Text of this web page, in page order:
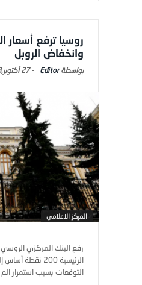
روسيا ترفع أسعار
وانخفاض الروبل
Editor
-27 أكتوبر,2023
المركز الاعلامي
رفع البنك المركزي الروسي
التوقعات بسبب استمرار الم